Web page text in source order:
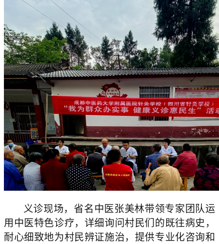
义诊现场，省名中医张美林带领专家团队运
用中医特色诊疗，详细询问村民们的既往病史，
耐心细致地为村民辨证施治，提供专业化咨询和